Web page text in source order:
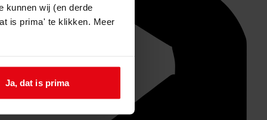
kunnen wij (en derde
is prima' te klikken. Meer
Ja, dat is prima